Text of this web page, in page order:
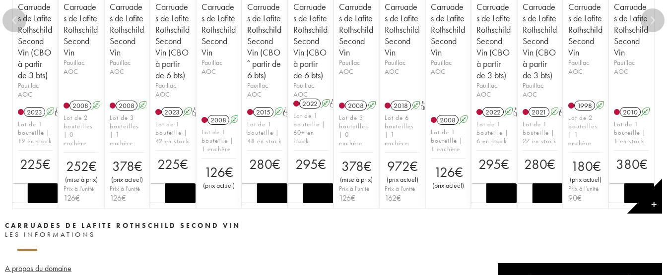
Carruade
s de Lafite
Rothschild
Second
Vin (CBO
à partir
de 3 bts)
Pauillac
AOC
2023 AT
Lot de 1
bouteille |
19 en stock
225€
Carruade
s de Lafite
Rothschild
Second
Vin
Pauillac
AOC
2008 A
Lot de 2
bouteilles
| 0
enchère
252€
(mise à prix)
Prix à l'unité
126€
Carruade
s de Lafite
Rothschild
Second
Vin
Pauillac
AOC
2008 A
Lot de 3
bouteilles
| 1
enchère
378€
(prix actuel)
Prix à l'unité
126€
Carruade
s de Lafite
Rothschild
Second
Vin (CBO
à partir
de 6 bts)
Pauillac
AOC
2023 AT
Lot de 1
bouteille |
42 en stock
225€
Carruade
s de Lafite
Rothschild
Second
Vin
Pauillac
AOC
2008 A
Lot de 1
bouteille |
1 enchère
126€
(prix actuel)
Carruade
s de Lafite
Rothschild
Second
Vin (CBO
ˆ partir de
6 bts)
Pauillac
AOC
2015 AT
Lot de 1
bouteille |
48 en stock
280€
Carruade
s de Lafite
Rothschild
Second
Vin (CBO
à partir
de 6 bts)
Pauillac
AOC
2022 AT
Lot de 1
bouteille |
60+ en
stock
295€
Carruade
s de Lafite
Rothschild
Second
Vin
Pauillac
AOC
2008 A
Lot de 3
bouteilles
| 0
enchère
378€
(mise à prix)
Prix à l'unité
126€
Carruade
s de Lafite
Rothschild
Second
Vin
Pauillac
AOC
2018 AT
Lot de 6
bouteilles
| 1
enchère
972€
(prix actuel)
Prix à l'unité
162€
Carruade
s de Lafite
Rothschild
Second
Vin
Pauillac
AOC
2008 A
Lot de 1
bouteille |
1 enchère
126€
(prix actuel)
Carruade
s de Lafite
Rothschild
Second
Vin (CBO
à partir
de 3 bts)
Pauillac
AOC
2022 AT
Lot de 1
bouteille |
6 en stock
295€
Carruade
s de Lafite
Rothschild
Second
Vin (CBO
à partir
de 3 bts)
Pauillac
AOC
2021 AT
Lot de 1
bouteille |
27 en stock
280€
Carruade
s de Lafite
Rothschild
Second
Vin
Pauillac
AOC
1998 A
Lot de 2
bouteilles
| 1
enchère
180€
(prix actuel)
Prix à l'unité
90€
Carruade
s de Lafite
Rothschild
Second
Vin
Pauillac
AOC
2010 A
Lot de 1
bouteille |
1 en stock
380€
✕
CARRUADES DE LAFITE ROTHSCHILD SECOND VIN
LES INFORMATIONS
A propos du domaine